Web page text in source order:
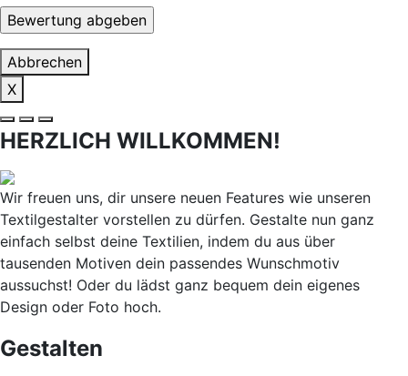
Abbrechen
X
HERZLICH WILLKOMMEN!
Wir freuen uns, dir unsere neuen Features wie unseren
Textilgestalter vorstellen zu dürfen. Gestalte nun ganz
einfach selbst deine Textilien, indem du aus über
tausenden Motiven dein passendes Wunschmotiv
aussuchst! Oder du lädst ganz bequem dein eigenes
Design oder Foto hoch.
Gestalten